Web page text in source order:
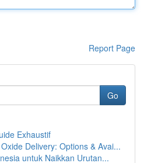
Report Page
Go
Exhaustif
Delivery: Options & Avai...
untuk Naikkan Urutan...